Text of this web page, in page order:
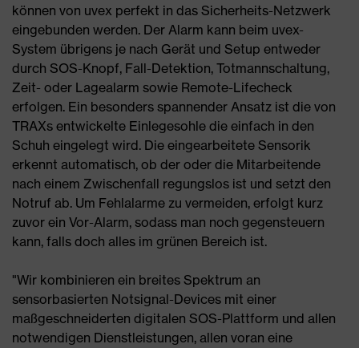
können von uvex perfekt in das Sicherheits-Netzwerk
eingebunden werden. Der Alarm kann beim uvex-
System übrigens je nach Gerät und Setup entweder
durch SOS-Knopf, Fall-Detektion, Totmannschaltung,
Zeit- oder Lagealarm sowie Remote-Lifecheck
erfolgen. Ein besonders spannender Ansatz ist die von
TRAXs entwickelte Einlegesohle die einfach in den
Schuh eingelegt wird. Die eingearbeitete Sensorik
erkennt automatisch, ob der oder die Mitarbeitende
nach einem Zwischenfall regungslos ist und setzt den
Notruf ab. Um Fehlalarme zu vermeiden, erfolgt kurz
zuvor ein Vor-Alarm, sodass man noch gegensteuern
kann, falls doch alles im grünen Bereich ist.
"Wir kombinieren ein breites Spektrum an
sensorbasierten Notsignal-Devices mit einer
maßgeschneiderten digitalen SOS-Plattform und allen
notwendigen Dienstleistungen, allen voran eine